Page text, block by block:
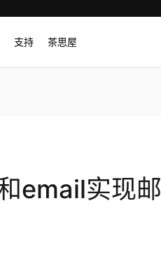
支持 茶思屋
email实现邮